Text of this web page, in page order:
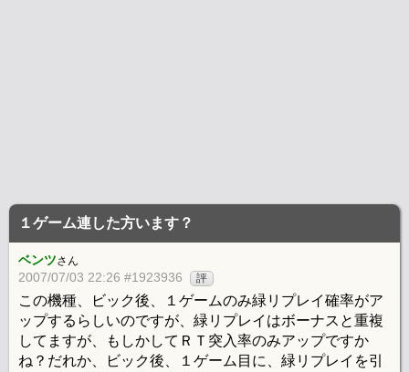
１ゲーム連した方います？
ベンツさん
2007/07/03 22:26 #1923936 評
この機種、ビック後、１ゲームのみ緑リプレイ確率がア
ップするらしいのですが、緑リプレイはボーナスと重複
してますが、もしかしてＲＴ突入率のみアップですか
ね？だれか、ビック後、１ゲーム目に、緑リプレイを引